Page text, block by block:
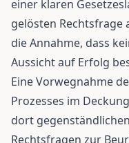
einer klaren
gelösten
die Annahme, dass
Aussicht auf Erfolg
Eine Vorwegnahme
Prozesses im
dort
Rechtsfragen zur